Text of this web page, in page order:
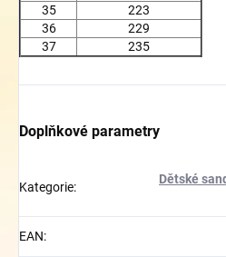
35
223
36
229
37
235
Doplňkové parametry
Kategorie:
Dětské
EAN: